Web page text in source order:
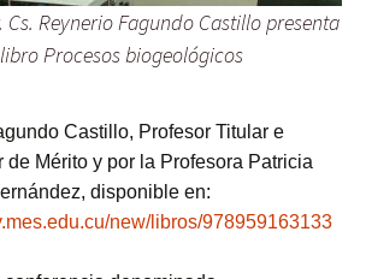
Cs. Reynerio Fagundo Castillo presenta
Procesos biogeológicos
Castillo, Profesor Titular e
de Mérito y por la Profesora Patricia
disponible en:
new/libros/978959163133